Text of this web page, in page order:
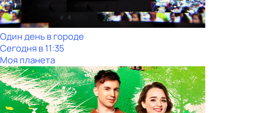
Один день в городе
Сегодня в 11:35
Моя планета